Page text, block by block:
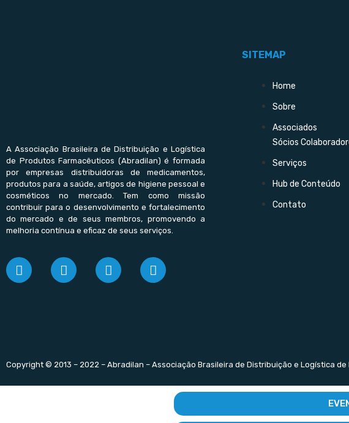
A Associação Brasileira de Distribuição e Logística
de Produtos Farmacêuticos (Abradilan) é formada
por empresas distribuidoras de medicamentos,
produtos para a saúde, artigos de higiene pessoal e
cosméticos no mercado. Tem como missão
contribuir para o desenvolvimento e fortalecimento
do mercado e de seus membros, promovendo a
melhoria contínua e eficaz de seus serviços.
SITEMAP
Home
Sobre
Associados
Sócios
Serviços
Hub de Conteúdo
Contato
Copyright © 2013 – 2022 – Abradilan – Associação Brasileira de Distribuição e Logística